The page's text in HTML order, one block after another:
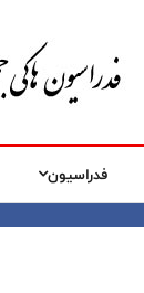
فدراسیون